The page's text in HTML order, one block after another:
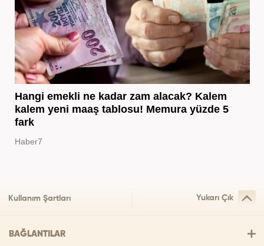
Hangi emekli ne kadar zam alacak? Kalem
kalem yeni maaş tablosu! Memura yüzde 5
fark
Haber7
Kullanım Şartları Yukarı Çık
BAĞLANTILAR